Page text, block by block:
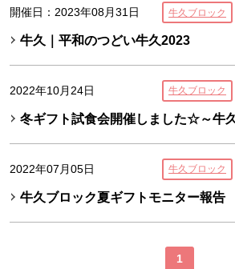
開催日：2023年08月31日 牛久ブロック
牛久｜平和のつどい牛久2023
2022年10月24日 牛久ブロック
冬ギフト試食会開催しました☆～牛
2022年07月05日 牛久ブロック
牛久ブロック夏ギフトモニター報告
1